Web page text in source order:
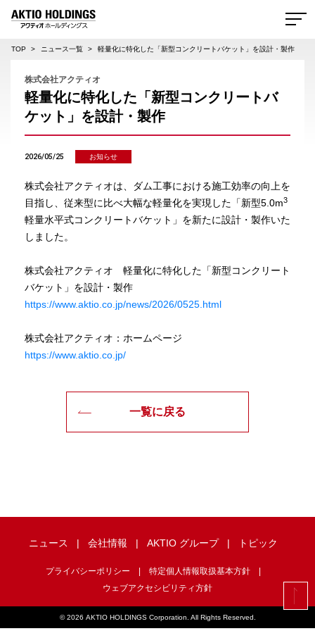
TOP ニュース一覧 軽量化に特化した「新型コンクリートバケット」を設計・製作
株式会社アクティオ
軽量化に特化した「新型コンクリートバ
ケット」を設計・製作
2026/05/25 お知らせ
株式会社アクティオは、ダム工事における施工効率の向上を
目指し、従来型に比べ大幅な軽量化を実現した「新型5.0m3
軽量水平式コンクリートバケット」を新たに設計・製作いた
しました。
株式会社アクティオ 軽量化に特化した「新型コンクリート
バケット」を設計・製作
https://www.aktio.co.jp/news/2026/0525.html
株式会社アクティオ：ホームページ
https://www.aktio.co.jp/
一覧に戻る
ニュース 会社情報 AKTIO グループ トピック
プライバシーポリシー
特定個人情報取扱基本方針
ウェブアクセシビリティ方針
©2026 AKTIO HOLDINGS Corporation. All Rights Reserved.